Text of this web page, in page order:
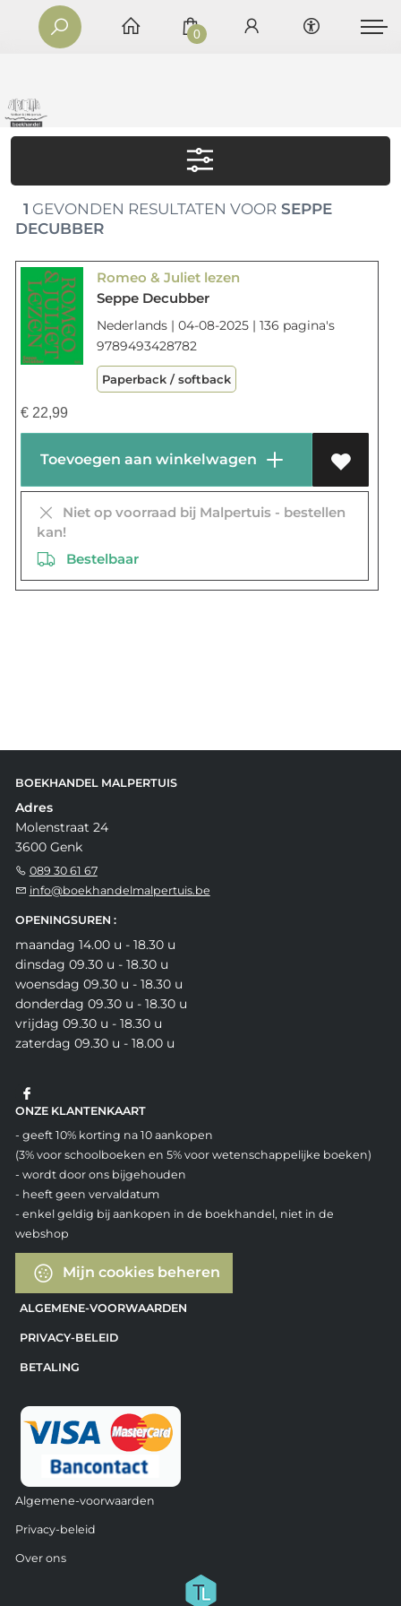
0
1 GEVONDEN RESULTATEN VOORSEPPE
DECUBBER
Romeo & Juliet lezen
Seppe Decubber
Nederlands | 04-08-2025 | 136 pagina's
9789493428782
Paperback / softback
€22,99
Toevoegen aan winkelwagen
Niet op voorraad bij Malpertuis - bestellen
kan!
Bestelbaar
BOEKHANDEL MALPERTUIS
Adres
Molenstraat 24
3600 Genk
089 30 61 67
info@boekhandelmalpertuis.be
OPENINGSUREN :
maandag 14.00 u - 18.30 u
dinsdag 09.30 u - 18.30 u
woensdag 09.30 u - 18.30 u
donderdag 09.30 u - 18.30 u
vrijdag 09.30 u - 18.30 u
zaterdag 09.30 u - 18.00 u
ONZE KLANTENKAART
- geeft 10% korting na 10 aankopen
(3% voor schoolboeken en 5% voor wetenschappelijke boeken)
- wordt door ons bijgehouden
- heeft geen vervaldatum
- enkel geldig bij aankopen in de boekhandel, niet in de
webshop
Mijn cookies beheren
ALGEMENE-VOORWAARDEN
PRIVACY-BELEID
BETALING
Algemene-voorwaarden
Privacy-beleid
Over ons